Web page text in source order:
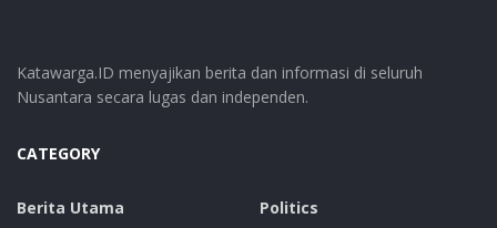
Katawarga.ID menyajikan berita dan informasi di seluruh
Nusantara secara lugas dan independen.
CATEGORY
Berita Utama
Politics